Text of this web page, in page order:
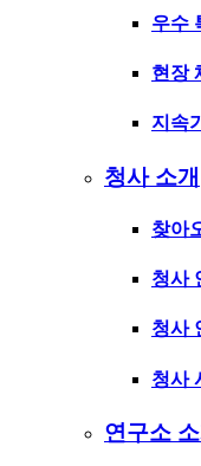
우수
현장
지속
청사 소개
찾아
청사
청사
청사
연구소 소